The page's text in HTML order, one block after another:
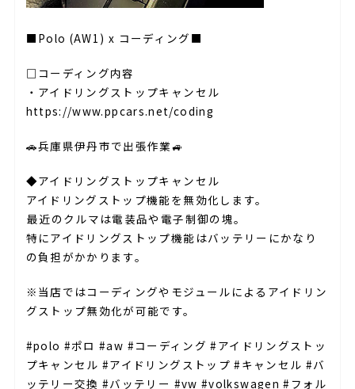
■Polo (AW1) x コーディング■
□コーディング内容⁣
・アイドリングストップキャンセル
https://www.ppcars.net/coding
🚗兵庫県伊丹市で出張作業🚙⁣
◆アイドリングストップキャンセル
アイドリングストップ機能を無効化します。
⁣最近のクルマは電装品や電子制御の塊。
特にアイドリングストップ機能はバッテリーにかなり
の負担がかかります。
※当店ではコーディングやモジュールによるアイドリン
グストップ無効化が可能です。
#polo #ポロ #aw #コーディング #アイドリングストッ
プキャンセル #アイドリングストップ #キャンセル #バ
ッテリー交換 #バッテリー #vw #volkswagen #フォル